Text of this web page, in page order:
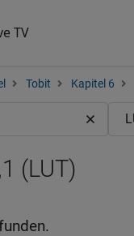
TV
Tobit Kapitel 6
(LUT)